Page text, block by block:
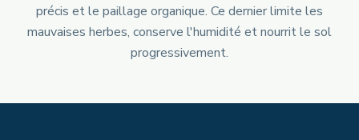
précis et le paillage organique. Ce dernier limite les
mauvaises herbes, conserve l'humidité et nourrit le sol
progressivement.